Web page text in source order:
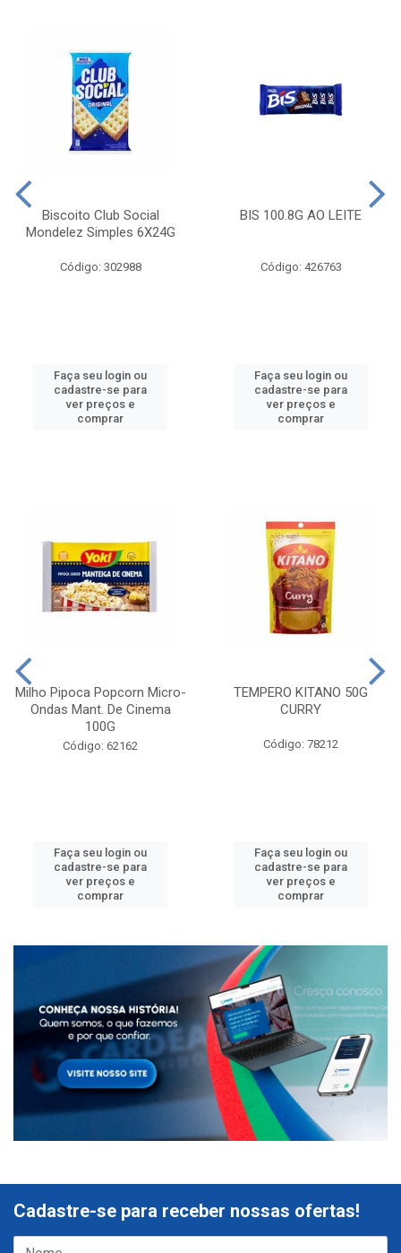
Biscoito Club Social
Mondelez Simples 6X24G
Código: 302988
Faça seu login ou
cadastre-se para
ver preços e
comprar
BIS 100.8G AO LEITE
Código: 426763
Faça seu login ou
cadastre-se para
ver preços e
comprar
Milho Pipoca Popcorn Micro-
Ondas Mant. De Cinema
100G
Código: 62162
Faça seu login ou
cadastre-se para
ver preços e
comprar
TEMPERO KITANO 50G
CURRY
Código: 78212
Faça seu login ou
cadastre-se para
ver preços e
comprar
Cadastre-se para receber nossas ofertas!